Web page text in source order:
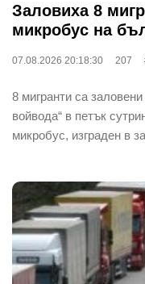
Заловиха 8
микробус на
07.08.2026 20:18:30 207
8 мигранти са
войвода“ в петък
микробус, изграден в